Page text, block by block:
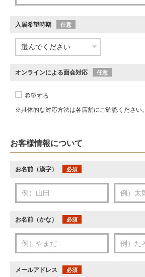
入居希望時期 任意
オンラインによる面会対応 任意
希望する
※具体的な対応方法は各店舗にご確認ください。
お客様情報について
お名前（漢字） 必須
お名前（かな） 必須
メールアドレス 必須